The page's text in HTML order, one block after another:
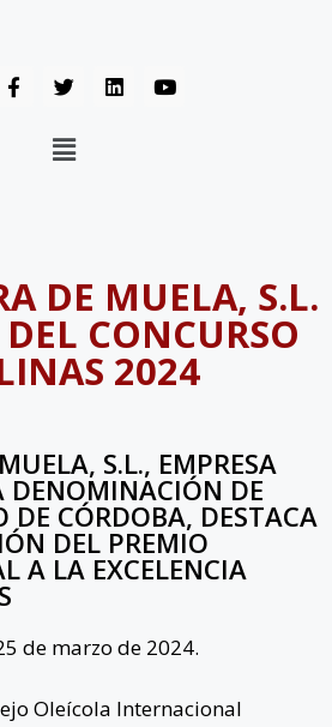
DE MUELA, S.L.
CONCURSO
2024
S.L., EMPRESA
DENOMINACIÓN DE
DE CÓRDOBA, DESTACA
DEL PREMIO
A LA EXCELENCIA
de marzo de 2024.
Oleícola Internacional